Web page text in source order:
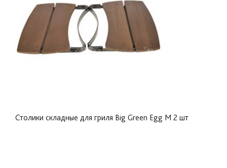
Предназначена только для гриля Big Green Egg
модели 2XL.
Столики складные для гриля Big Green Egg M 2 шт